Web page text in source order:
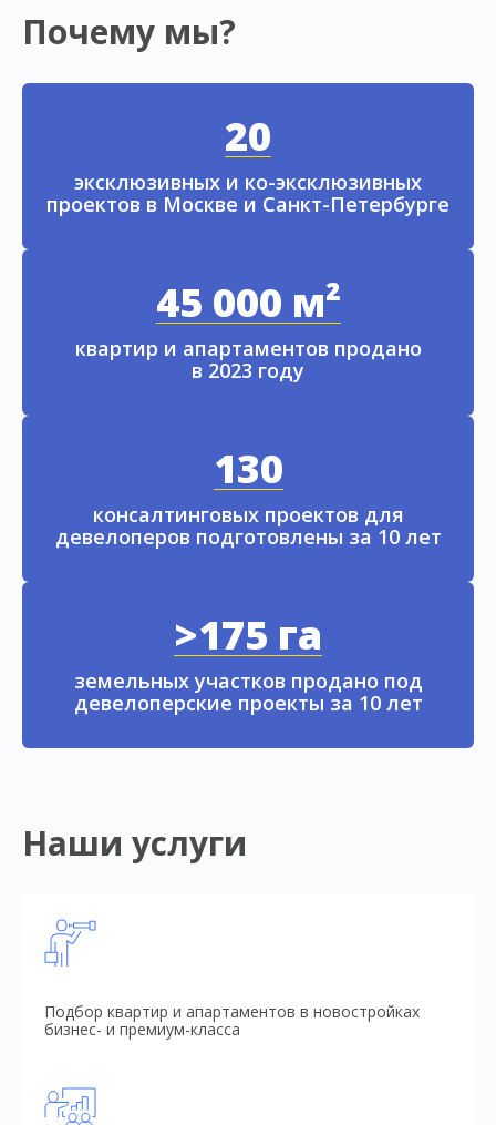
Почему мы?
20
эксклюзивных и ко-эксклюзивных
проектов в Москве и Санкт-Петербурге
45 000 м²
квартир и апартаментов продано
в 2023 году
130
консалтинговых проектов для
девелоперов подготовлены за 10 лет
>175 га
земельных участков продано под
девелоперские проекты за 10 лет
Наши услуги
Подбор квартир и апартаментов в новостройках
бизнес- и премиум-класса